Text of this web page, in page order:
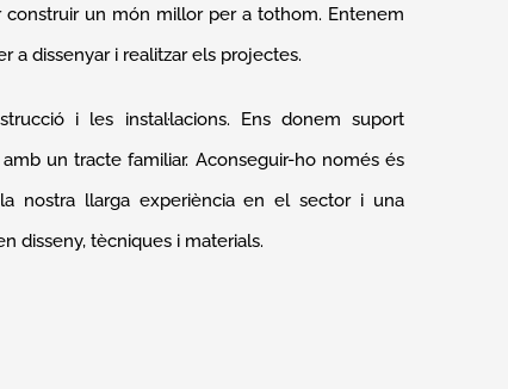
un món millor per a tothom. Entenem
a dissenyar i realitzar els projectes.
i les instal·lacions. Ens donem suport
un tracte familiar. Aconseguir-ho només és
nostra llarga experiència en el sector i una
disseny, tècniques i materials.